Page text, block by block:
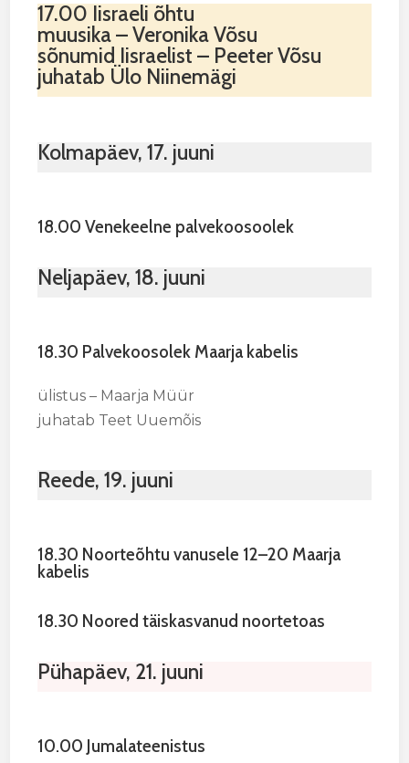
17.00 Iisraeli õhtu
muusika – Veronika Võsu
sõnumid Iisraelist – Peeter Võsu
juhatab Ülo Niinemägi
Kolmapäev, 17. juuni
18.00 Venekeelne palvekoosoolek
Neljapäev, 18. juuni
18.30 Palvekoosolek Maarja kabelis
ülistus – Maarja Müür
juhatab Teet Uuemõis
Reede, 19. juuni
18.30 Noorteõhtu vanusele 12–20 Maarja
kabelis
18.30 Noored täiskasvanud noortetoas
Pühapäev, 21. juuni
10.00 Jumalateenistus